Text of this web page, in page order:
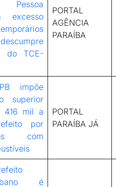
Pessoa
excesso
do TCE-
PORTAL
AGÊNCIA
PARAÍBA
impõe
superior
416 mil a
por
com
PORTAL
PARAÍBA JÁ
é